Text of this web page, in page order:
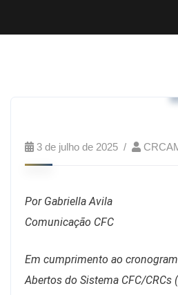
3 de julho de 2025
Por Gabriella Avila
Comunicação CFC
Em cumprimento ao
Abertos do Sistema CFC/CRCs